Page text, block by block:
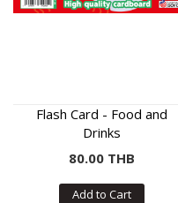
Flash Card - Food and
Drinks
80.00 THB
Add to Cart